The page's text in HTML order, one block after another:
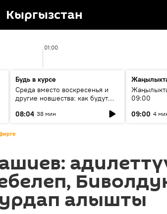
Кыргызстан
01:00
Будь в курсе
Среда вместо воскресенья и
другие новшества: как будут
08:04 38 мин
09:00
09:00 4
алышты